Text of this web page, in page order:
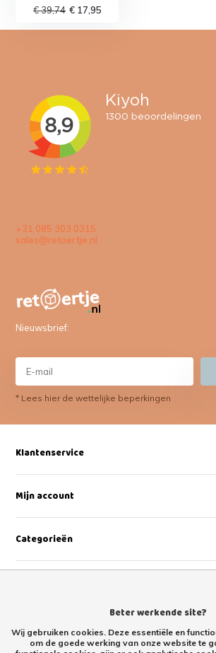
€ 39,74 € 17,95
+31 085 303 0315
sales@retoertje.nl
Nieuwsbrief:
* Lees hier de wettelijke beperkingen
Klantenservice
Mijn account
Categorieën
Beter werkende site?
Wij gebruiken cookies. Deze essentiële en
om de goede werking van onze website te